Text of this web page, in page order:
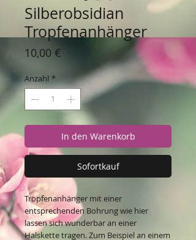
Silberobsidian
Tropfenanhänger
10,00 €
Anzahl *
In den Warenkorb
Sofortkauf
Tropfenanhänger mit einer
entsprechenden Bohrung wie hier
lassen sich wunderbar an einer
Halskette tragen. Zum Beispiel an einem